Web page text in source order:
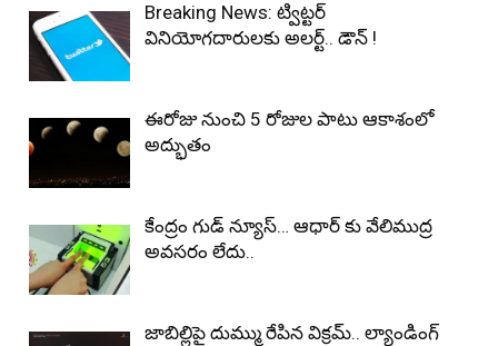
Breaking News: ట్విట్టర్
వినియోగదారులకు అలర్ట్.. డౌన్ !
ఈరోజు నుంచి 5 రోజుల పాటు ఆకాశంలో
అద్భుతం
కేంద్రం గుడ్ న్యూస్… ఆధార్ కు వేలిముద్ర
అవసరం లేదు..
జాబిల్లిపై దుమ్ము రేపిన విక్రమ్.. ల్యాండింగ్